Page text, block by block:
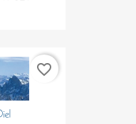
favorite_border